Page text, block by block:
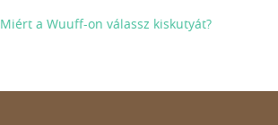
Miért a Wuuff-on válassz kiskutyát?